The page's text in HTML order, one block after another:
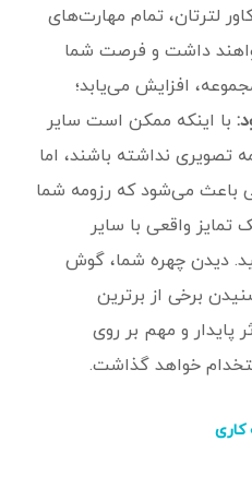
لترتان، تمام مهارت‌های
داشت و فرصت شما
افزایش می‌یابد؛
با اینکه ممکن است سایر
تصویری نداشته باشند، اما
باعث می‌‌شود که رزومه شما
واقعی با سایر
دیدن چهره شما، گوش
برخی از برترین
پایدار و مهم بر روی
خواهد گذاشت.
کاری